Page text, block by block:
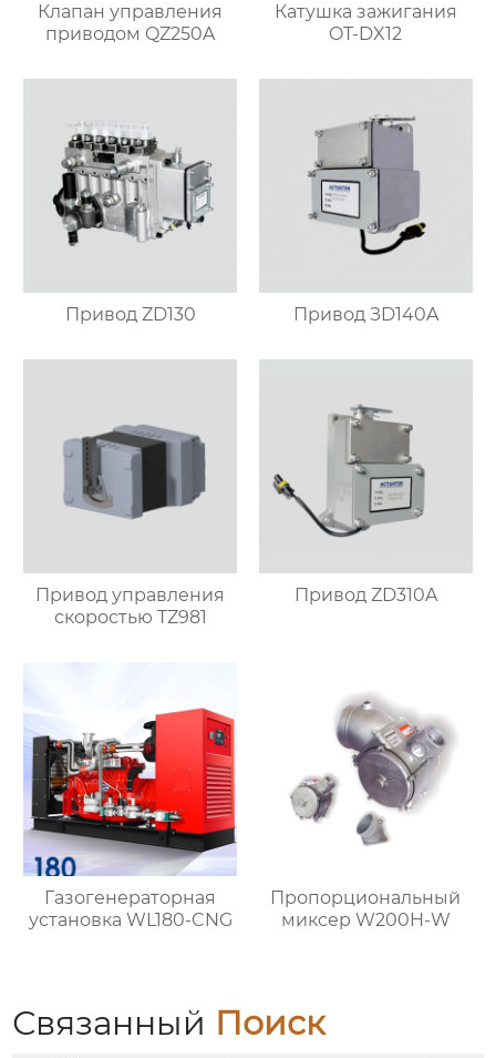
Клапан управления
приводом QZ250A
Катушка зажигания
OT-DX12
Привод ZD130 Привод ЗD140A
Привод управления
скоростью TZ981
Привод ZD310A
Газогенераторная
установка WL180-CNG
Пропорциональный
миксер W200H-W
Связанный Поиск